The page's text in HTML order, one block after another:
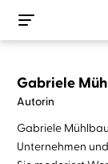
Gabriele
Autorin
Gabriele
Unternehmen